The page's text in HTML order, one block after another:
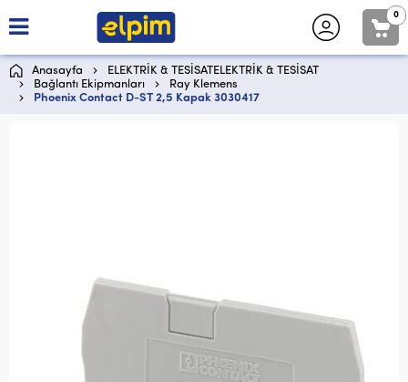
0
Anasayfa
ELEKTRİK & TESİSATELEKTRİK & TESİSAT
Bağlantı Ekipmanları
Ray Klemens
Phoenix Contact D-ST 2,5 Kapak 3030417